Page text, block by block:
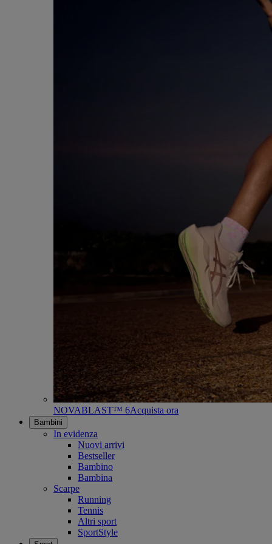
NOVABLAST™ 6Acquista ora
Bambini
In evidenza
Nuovi arrivi
Bestseller
Bambino
Bambina
Scarpe
Running
Tennis
Altri sport
SportStyle